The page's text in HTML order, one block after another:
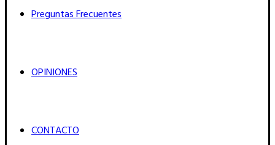
Preguntas Frecuentes
OPINIONES
CONTACTO